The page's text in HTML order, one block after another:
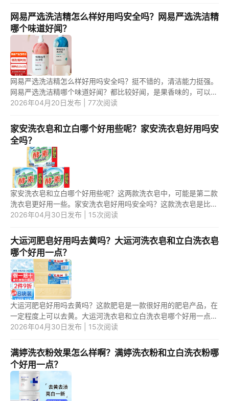
网易严选洗洁精怎么样好用吗安全吗？网易严选洗洁精
哪个味道好闻？
网易严选洗洁精怎么样好用吗安全吗？挺不错的，清洁能力挺强。
网易严选洗洁精哪个味道好闻？都比较好闻，是果香味的，可以选
择，自己喜欢的味道。 1.网易严选洗洁精怎么样好用吗安全吗？
2026年04月20日发布 | 77次阅读
家安洗衣皂和立白哪个好用些呢？家安洗衣皂好用吗安
全吗？
家安洗衣皂和立白哪个好用些呢？这两款洗衣皂中，可能是第二款
洗衣皂更好用一些。家安洗衣皂好用吗安全吗？这款洗衣皂是比较
不错的一款洗衣皂，安全有保障，可以购买。 1.家安洗衣皂和立白
2026年04月30日发布 | 15次阅读
大运河肥皂好用吗去黄吗？大运河洗衣皂和立白洗衣皂
哪个好用一点？
大运河肥皂好用吗去黄吗？这款肥皂是一款很好用的肥皂产品，在
一定程度上可以去黄。大运河洗衣皂和立白洗衣皂哪个好用一点？
这两款洗衣皂相比之下，应该是第一款洗衣皂更好一些。 1.大运河
2026年04月30日发布 | 15次阅读
满婷洗衣粉效果怎么样啊？满婷洗衣粉和立白洗衣粉哪
个好用一点？